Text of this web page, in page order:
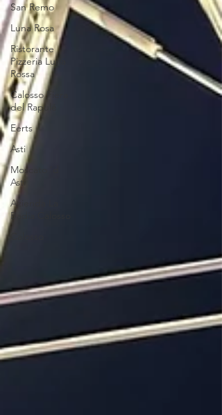
San Remo
Luna Rosa
Ristorante
Pizzeria Luna
Rossa
Calosso Fiera
del Rapulé
Eerts
Asti
Moscato 'd
Asti
Azienda La
Badia Calosso